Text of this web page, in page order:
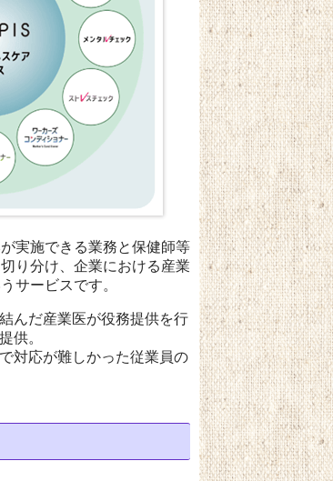
実施できる業務と保健師等
り分け、企業における産業
サービスです。
んだ産業医が役務提供を行
供。
対応が難しかった従業員の